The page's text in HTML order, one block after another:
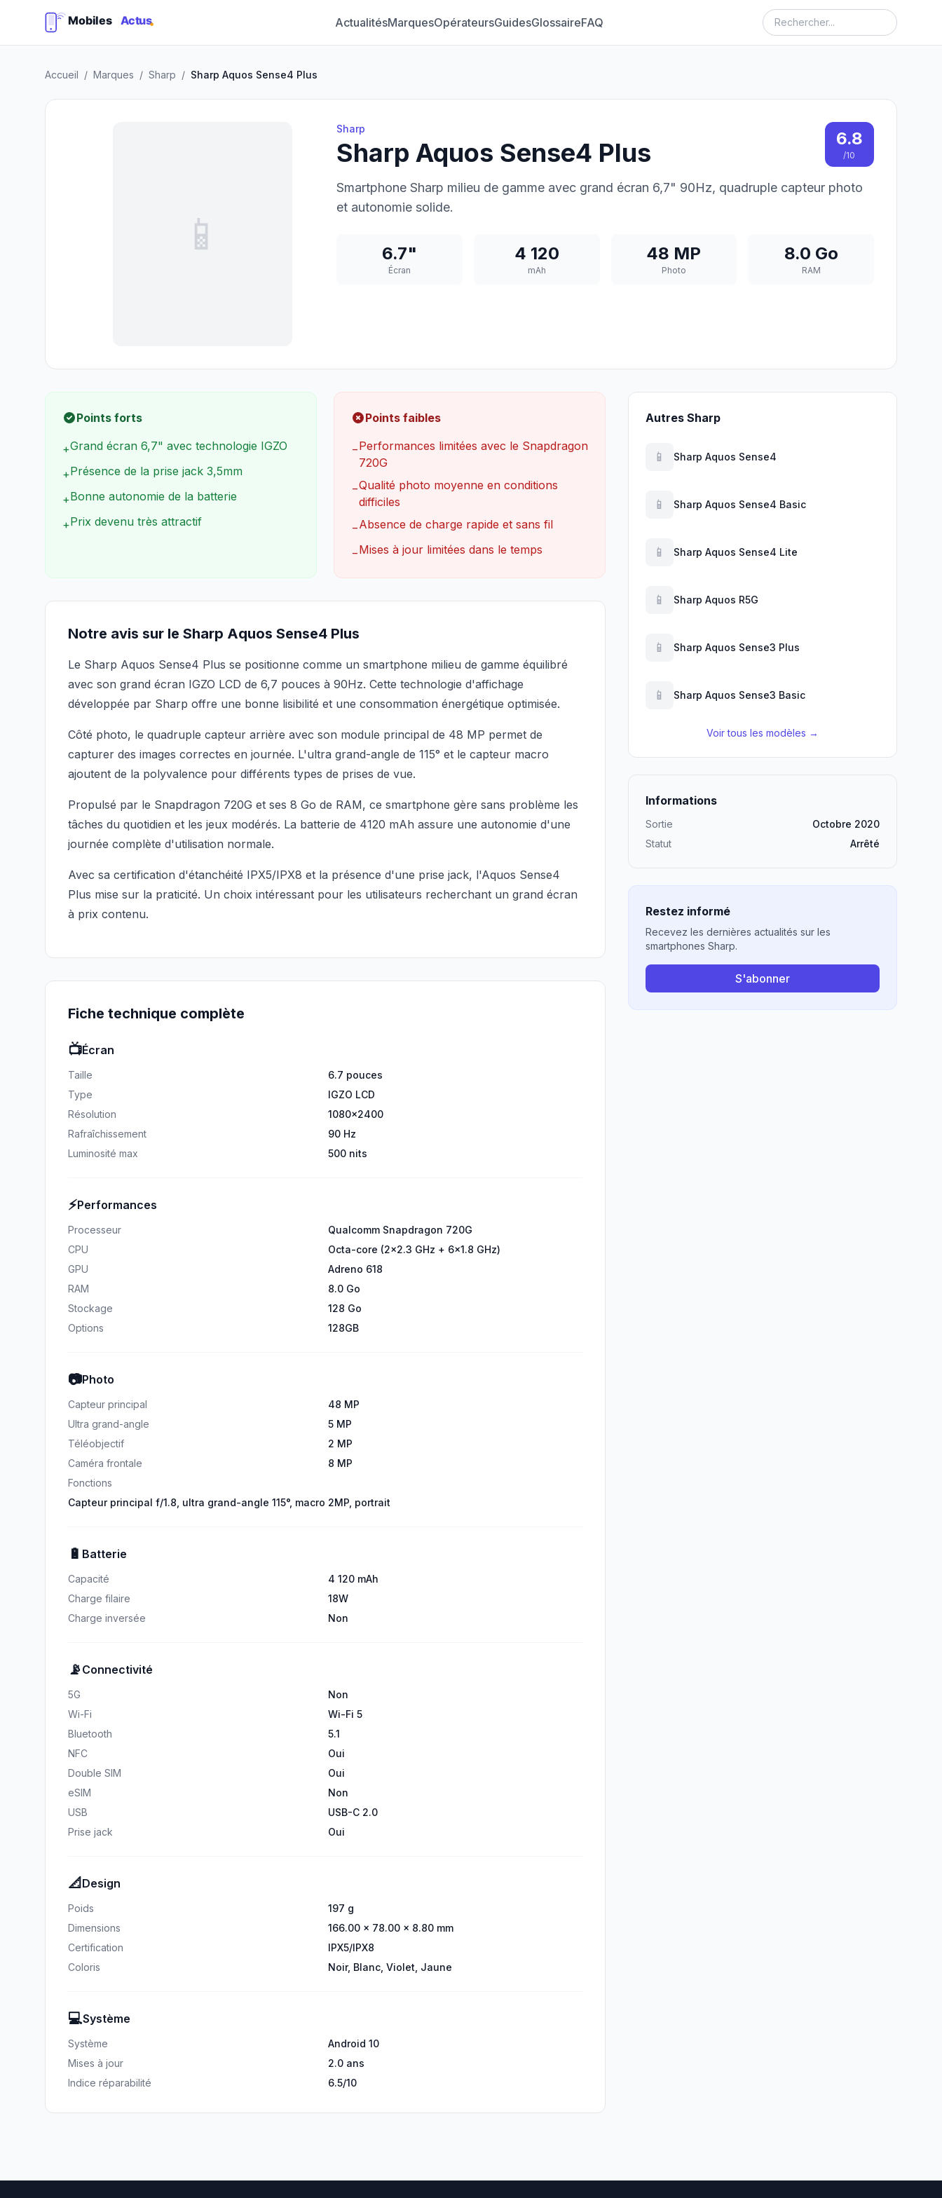
ActualitésMarquesOpérateursGuidesGlossaireFAQ
Accueil / Marques / Sharp / Sharp Aquos Sense4 Plus
📱
Sharp
Sharp Aquos Sense4 Plus 6.8
/10
Smartphone Sharp milieu de gamme avec grand écran 6,7" 90Hz, quadruple capteur photo
et autonomie solide.
6.7"
Écran
4 120
mAh
48 MP
Photo
8.0 Go
RAM
Points forts
+Grand écran 6,7" avec technologie IGZO
+Présence de la prise jack 3,5mm
+Bonne autonomie de la batterie
+Prix devenu très attractif
Points faibles
−Performances limitées avec le Snapdragon
720G
−Qualité photo moyenne en conditions
difficiles
−Absence de charge rapide et sans fil
−Mises à jour limitées dans le temps
Notre avis sur le Sharp Aquos Sense4 Plus
Le Sharp Aquos Sense4 Plus se positionne comme un smartphone milieu de gamme équilibré
avec son grand écran IGZO LCD de 6,7 pouces à 90Hz. Cette technologie d'affichage
développée par Sharp offre une bonne lisibilité et une consommation énergétique optimisée.
Côté photo, le quadruple capteur arrière avec son module principal de 48 MP permet de
capturer des images correctes en journée. L'ultra grand-angle de 115° et le capteur macro
ajoutent de la polyvalence pour différents types de prises de vue.
Propulsé par le Snapdragon 720G et ses 8 Go de RAM, ce smartphone gère sans problème les
tâches du quotidien et les jeux modérés. La batterie de 4120 mAh assure une autonomie d'une
journée complète d'utilisation normale.
Avec sa certification d'étanchéité IPX5/IPX8 et la présence d'une prise jack, l'Aquos Sense4
Plus mise sur la praticité. Un choix intéressant pour les utilisateurs recherchant un grand écran
à prix contenu.
Fiche technique complète
📺Écran
Taille
6.7 pouces
Type
IGZO LCD
Résolution
1080x2400
Rafraîchissement
90 Hz
Luminosité max
500 nits
⚡Performances
Processeur
Qualcomm Snapdragon 720G
CPU
Octa-core (2x2.3 GHz + 6x1.8 GHz)
GPU
Adreno 618
RAM
8.0 Go
Stockage
128 Go
Options
128GB
📷Photo
Capteur principal
48 MP
Ultra grand-angle
5 MP
Téléobjectif
2 MP
Caméra frontale
8 MP
Fonctions
Capteur principal f/1.8, ultra grand-angle 115°, macro 2MP, portrait
🔋 Batterie
Capacité
4 120 mAh
Charge filaire
18W
Charge inversée
Non
📡 Connectivité
5G
Non
Wi-Fi
Wi-Fi 5
Bluetooth
5.1
NFC
Oui
Double SIM
Oui
eSIM
Non
USB
USB-C 2.0
Prise jack
Oui
📐 Design
Poids
197 g
Dimensions
166.00 × 78.00 × 8.80 mm
Certification
IPX5/IPX8
Coloris
Noir, Blanc, Violet, Jaune
💻Système
Système
Android 10
Mises à jour
2.0 ans
Indice réparabilité
6.5/10
Autres Sharp
📱 Sharp Aquos Sense4
📱 Sharp Aquos Sense4 Basic
📱 Sharp Aquos Sense4 Lite
📱 Sharp Aquos R5G
📱 Sharp Aquos Sense3 Plus
📱 Sharp Aquos Sense3 Basic
Voir tous les modèles →
Informations
Sortie
Octobre 2020
Statut
Arrêté
Restez informé
Recevez les dernières actualités sur les
smartphones Sharp.
S'abonner